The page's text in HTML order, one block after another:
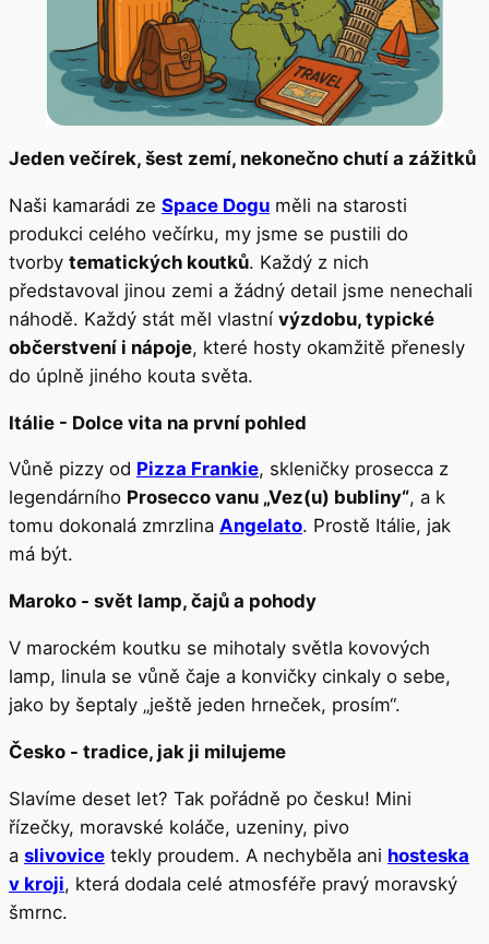
Jeden večírek, šest zemí, nekonečno chutí a zážitků
Naši kamarádi ze Space Dogu měli na starosti
produkci celého večírku, my jsme se pustili do
tvorby tematických koutků. Každý z nich
představoval jinou zemi a žádný detail jsme nenechali
náhodě. Každý stát měl vlastní výzdobu, typické
občerstvení i nápoje, které hosty okamžitě přenesly
do úplně jiného kouta světa.
Itálie - Dolce vita na první pohled
Vůně pizzy od Pizza Frankie, skleničky prosecca z
legendárního Prosecco vanu „Vez(u) bubliny“, a k
tomu dokonalá zmrzlina Angelato. Prostě Itálie, jak
má být.
Maroko - svět lamp, čajů a pohody
V marockém koutku se mihotaly světla kovových
lamp, linula se vůně čaje a konvičky cinkaly o sebe,
jako by šeptaly „ještě jeden hrneček, prosím“.
Česko - tradice, jak ji milujeme
Slavíme deset let? Tak pořádně po česku! Mini
řízečky, moravské koláče, uzeniny, pivo
a slivovice tekly proudem. A nechyběla ani hosteska
v kroji, která dodala celé atmosféře pravý moravský
šmrnc.